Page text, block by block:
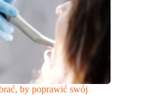
by poprawić swój